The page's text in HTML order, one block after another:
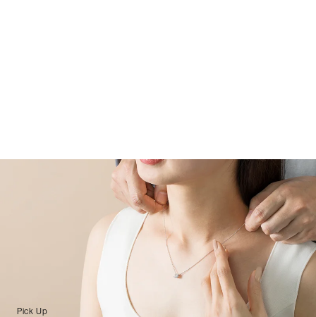
Pick Up